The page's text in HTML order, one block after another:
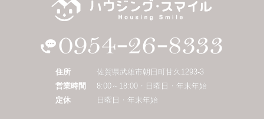
住所
佐賀県武雄市朝日町甘久1293-3
営業時間
8:00～18:00・日曜日・年末年始
定休
日曜日・年末年始